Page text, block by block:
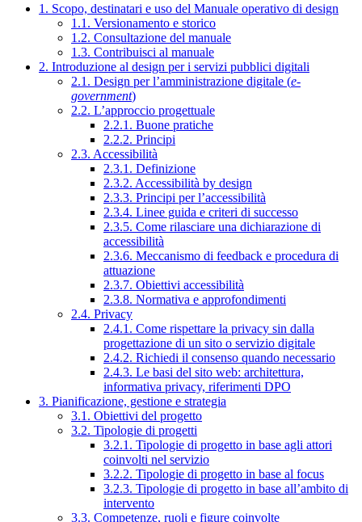
1. Scopo, destinatari e uso del Manuale operativo di design
1.1. Versionamento e storico
1.2. Consultazione del manuale
1.3. Contribuisci al manuale
2. Introduzione al design per i servizi pubblici digitali
2.1. Design per l’amministrazione digitale (e-
government)
2.2. L’approccio progettuale
2.2.1. Buone pratiche
2.2.2. Principi
2.3. Accessibilità
2.3.1. Definizione
2.3.2. Accessibilità by design
2.3.3. Principi per l’accessibilità
2.3.4. Linee guida e criteri di successo
2.3.5. Come rilasciare una dichiarazione di
accessibilità
2.3.6. Meccanismo di feedback e procedura di
attuazione
2.3.7. Obiettivi accessibilità
2.3.8. Normativa e approfondimenti
2.4. Privacy
2.4.1. Come rispettare la privacy sin dalla
progettazione di un sito o servizio digitale
2.4.2. Richiedi il consenso quando necessario
2.4.3. Le basi del sito web: architettura,
informativa privacy, riferimenti DPO
3. Pianificazione, gestione e strategia
3.1. Obiettivi del progetto
3.2. Tipologie di progetti
3.2.1. Tipologie di progetto in base agli attori
coinvolti nel servizio
3.2.2. Tipologie di progetto in base al focus
3.2.3. Tipologie di progetto in base all’ambito di
intervento
3.3. Competenze, ruoli e figure coinvolte